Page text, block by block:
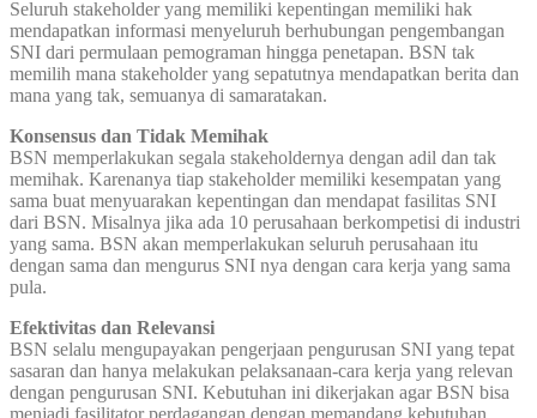
Seluruh stakeholder yang memiliki kepentingan memiliki hak
mendapatkan informasi menyeluruh berhubungan pengembangan
SNI dari permulaan pemograman hingga penetapan. BSN tak
memilih mana stakeholder yang sepatutnya mendapatkan berita dan
mana yang tak, semuanya di samaratakan.
Konsensus dan Tidak Memihak
BSN memperlakukan segala stakeholdernya dengan adil dan tak
memihak. Karenanya tiap stakeholder memiliki kesempatan yang
sama buat menyuarakan kepentingan dan mendapat fasilitas SNI
dari BSN. Misalnya jika ada 10 perusahaan berkompetisi di industri
yang sama. BSN akan memperlakukan seluruh perusahaan itu
dengan sama dan mengurus SNI nya dengan cara kerja yang sama
pula.
Efektivitas dan Relevansi
BSN selalu mengupayakan pengerjaan pengurusan SNI yang tepat
sasaran dan hanya melakukan pelaksanaan-cara kerja yang relevan
dengan pengurusan SNI. Kebutuhan ini dikerjakan agar BSN bisa